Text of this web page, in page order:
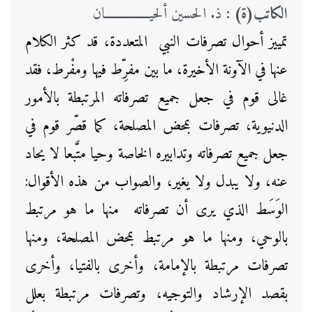
الكاتب(ة) : ذ. الحسين ألحيــــــــــــــــان
تمييز أحوال تصرفات النبي المتعددة، قد كثر الكلام
عنها في الآونة الأخيرة، ما بين مفرِّط فيها ومفْرط، فقد
غالى قوم في جعل جميع تصرفاته المرتبطة بالأمور
الدنيوية، تصرفات بمحض المصلحة، كما قصّر قوم في
جعل جميع تصرفاته وتدابيره الخاصة وحيا متَّبعا لا يحاد
عنه، ولا يبدل ولا يغير، والصواب من هذه الأقوال:
الوَسَط الذي يرى أن تصرفاته منها ما هو مرتبط
بالوحي، ومنها ما هو مرتبط بمحض المصلحة، ومنها
تصرفات مرتبطة بالإمامة، وأخرى بالفتيا، وأخرى
بقصد الإرشاد والتوجيه، وتصرفات مرتبطة بعلل